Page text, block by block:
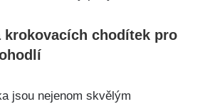
krokovacích chodítek pro
jsou nejenom skvělým